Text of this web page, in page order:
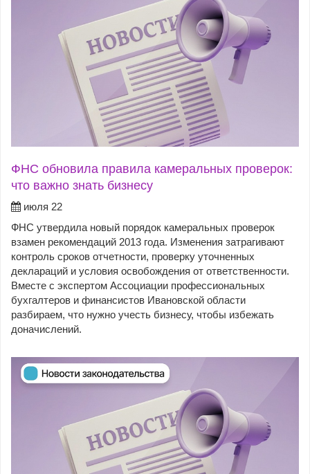
ФНС обновила правила камеральных проверок:
что важно знать бизнесу
июля 22
ФНС утвердила новый порядок камеральных проверок
взамен рекомендаций 2013 года. Изменения затрагивают
контроль сроков отчетности, проверку уточненных
деклараций и условия освобождения от ответственности.
Вместе с экспертом Ассоциации профессиональных
бухгалтеров и финансистов Ивановской области
разбираем, что нужно учесть бизнесу, чтобы избежать
доначислений.